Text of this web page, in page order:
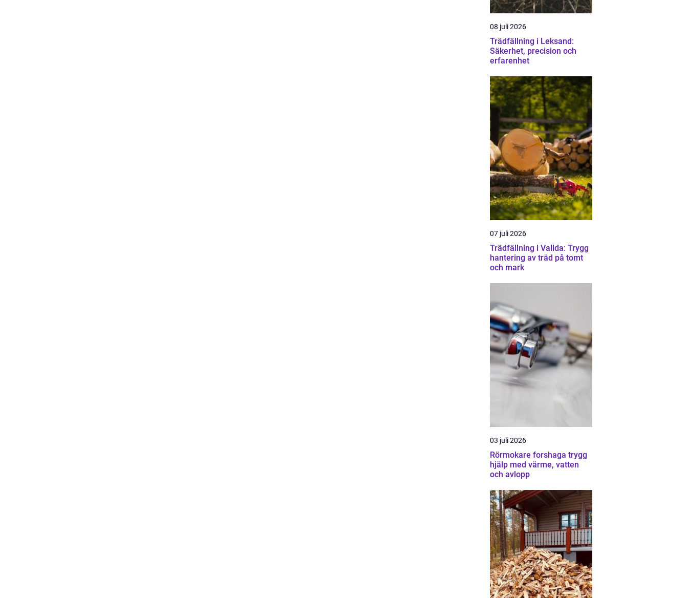
08 juli 2026
Trädfällning i Leksand:
Säkerhet, precision och
erfarenhet
07 juli 2026
Trädfällning i Vallda: Trygg
hantering av träd på tomt
och mark
03 juli 2026
Rörmokare forshaga trygg
hjälp med värme, vatten
och avlopp